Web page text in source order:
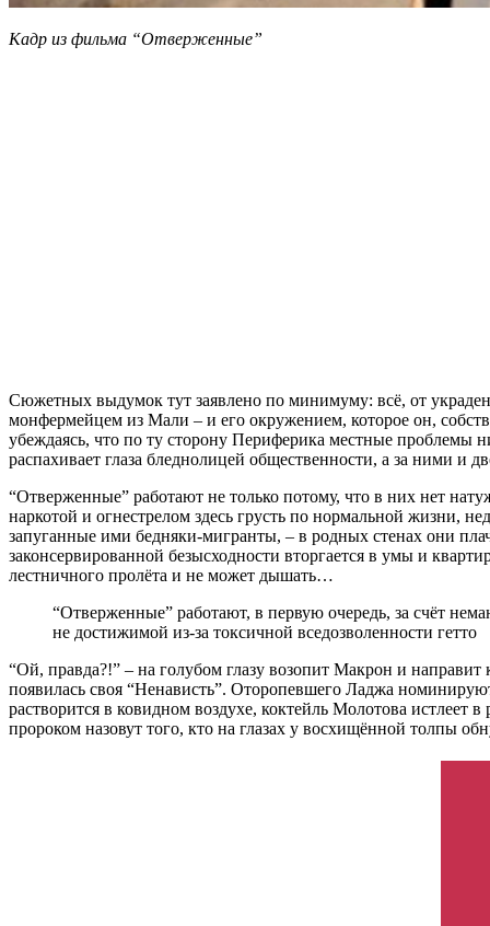
Кадр из фильма “Отверженные”
Сюжетных выдумок тут заявлено по минимуму: всё, от
монфермейцем из Мали – и его окружением, которое он,
убеждаясь, что по ту сторону Периферика местные проблемы
распахивает глаза бледнолицей общественности, а за ними и
“Отверженные” работают не только потому, что в них нет
наркотой и огнестрелом здесь грусть по нормальной жизни,
запуганные ими бедняки-мигранты, – в родных стенах они
законсервированной безысходности вторгается в умы и
лестничного пролёта и не может дышать…
“Отверженные” работают, в первую очередь, за счёт
не достижимой из-за токсичной вседозволенности гетто
“Ой, правда?!” – на голубом глазу возопит Макрон и
появилась своя “Ненависть”. Оторопевшего Ладжа
растворится в ковидном воздухе, коктейль Молотова
пророком назовут того, кто на глазах у восхищённой толпы